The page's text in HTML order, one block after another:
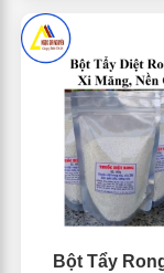
Bột Tẩy